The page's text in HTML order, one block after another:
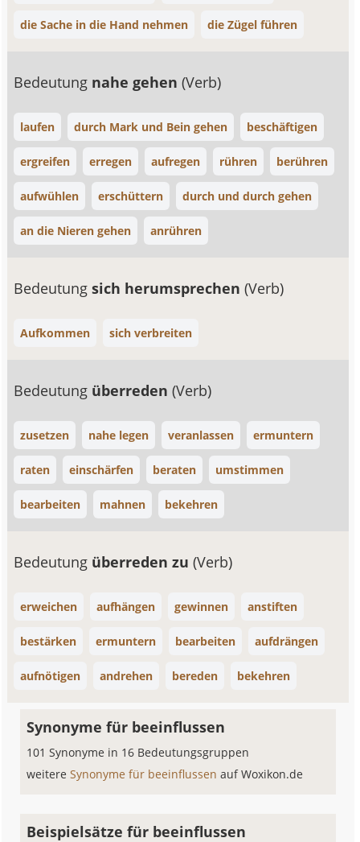
die Sache in die Hand nehmen die Zügel führen
Bedeutung nahe gehen(Verb)
laufen durch Mark und Bein gehen beschäftigen
ergreifen erregen aufregen rühren berühren
aufwühlen erschüttern durch und durch gehen
an die Nieren gehen anrühren
Bedeutungsich herumsprechen(Verb)
Aufkommen sich verbreiten
Bedeutung überreden(Verb)
zusetzen nahe legen veranlassen ermuntern
raten einschärfen beraten umstimmen
bearbeiten mahnen bekehren
Bedeutung überreden zu(Verb)
erweichen aufhängen gewinnen anstiften
bestärken ermuntern bearbeiten aufdrängen
aufnötigen andrehen bereden bekehren
Synonyme für beeinflussen
101 Synonyme in 16 Bedeutungsgruppen
weitereSynonyme für beeinflussenauf Woxikon.de
Beispielsätze für beeinflussen